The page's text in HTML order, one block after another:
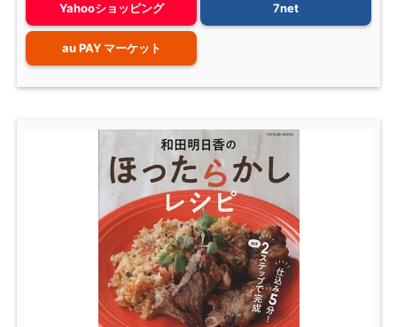
Yahooショッピング 7net
au PAY マーケット